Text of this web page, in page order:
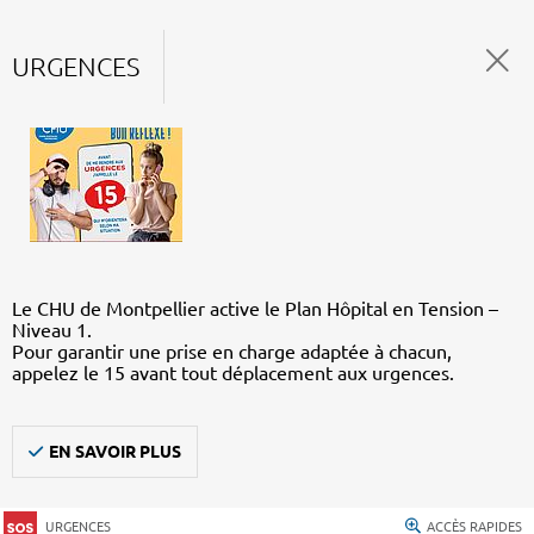
URGENCES
Le CHU de Montpellier active le Plan Hôpital en Tension –
Niveau 1.
Pour garantir une prise en charge adaptée à chacun,
appelez le 15 avant tout déplacement aux urgences.
EN SAVOIR PLUS
URGENCES ACCÈS RAPIDES